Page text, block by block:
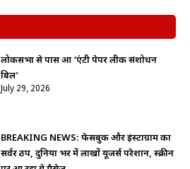
लोकसभा से पास हुआ ‘एंटी पेपर लीक संशोधन
बिल’
July 29, 2026
BREAKING NEWS: फेसबुक और इंस्टाग्राम का
सर्वर ठप, दुनिया भर में लाखों यूजर्स परेशान, स्क्रीन